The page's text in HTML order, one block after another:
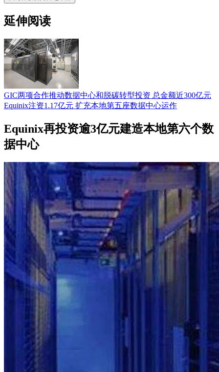
延伸阅读
GIC两项合作推动数据中心和脱碳转型投资 总金额近300亿元
Equinix注资1.17亿元 扩充本地第五座数据中心运作
Equinix再投资逾3亿元建造本地第六个数
据中心